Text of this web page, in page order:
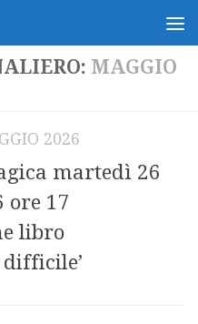
MAGGIO
2026
martedì 26
ore 17
libro
difficile’